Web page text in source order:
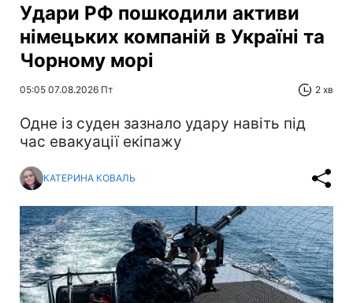
Удари РФ пошкодили активи
німецьких компаній в Україні та
Чорному морі
05:05 07.08.2026 Пт 2 хв
Одне із суден зазнало удару навіть під
час евакуації екіпажу
КАТЕРИНА КОВАЛЬ